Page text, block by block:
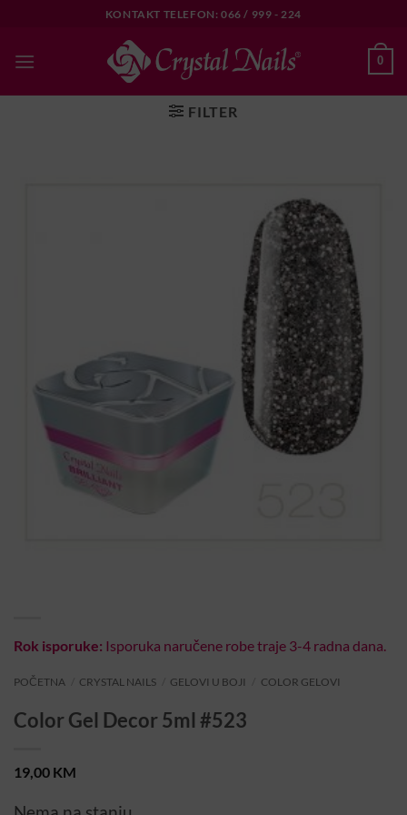
content
KONTAKT TELEFON: 066 / 999 - 224
0
FILTER
Rok isporuke: Isporuka naručene robe traje 3-4 radna dana.
POČETNA CRYSTAL NAILS GELOVI U BOJI COLOR GELOVI
Color Gel Decor 5ml #523
19,00 KM